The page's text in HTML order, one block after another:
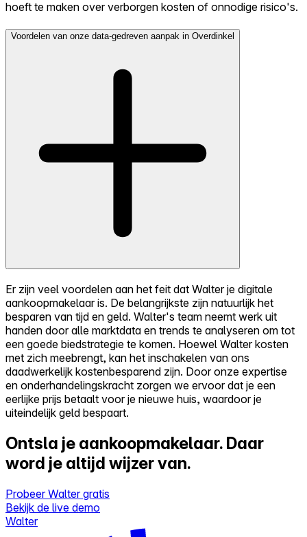
hoeft te maken over verborgen kosten of onnodige risico's.
Voordelen van onze data-gedreven aanpak in Overdinkel
Er zijn veel voordelen aan het feit dat Walter je digitale
aankoopmakelaar is. De belangrijkste zijn natuurlijk het
besparen van tijd en geld. Walter's team neemt werk uit
handen door alle marktdata en trends te analyseren om tot
een goede biedstrategie te komen. Hoewel Walter kosten
met zich meebrengt, kan het inschakelen van ons
daadwerkelijk kostenbesparend zijn. Door onze expertise
en onderhandelingskracht zorgen we ervoor dat je een
eerlijke prijs betaalt voor je nieuwe huis, waardoor je
uiteindelijk geld bespaart.
Ontsla je aankoopmakelaar. Daar
word je altijd wijzer van.
Probeer Walter gratis
Bekijk de live demo
Walter